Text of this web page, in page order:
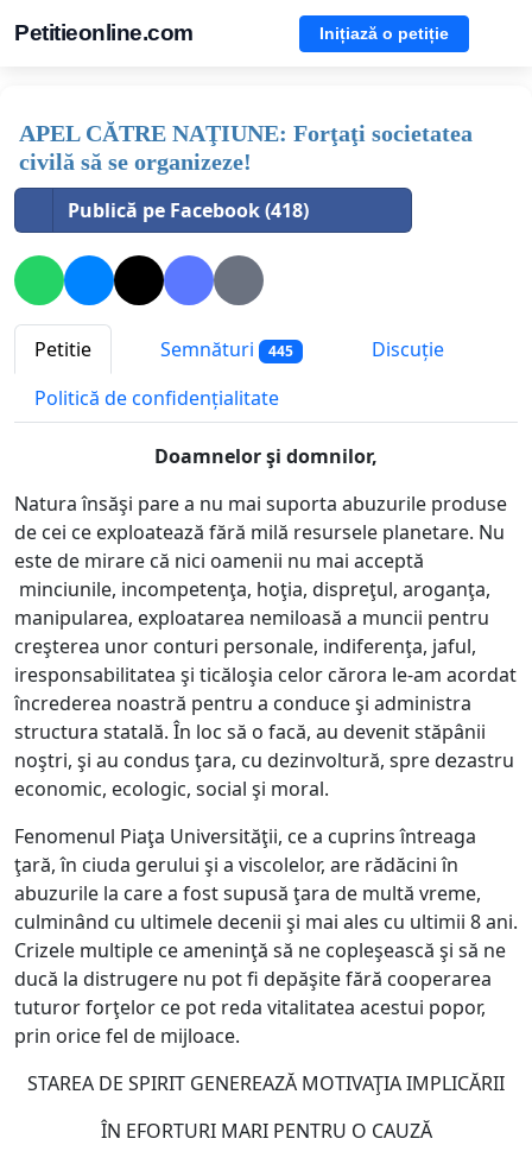
Petitieonline.com Inițiază o petiție
APEL CĂTRE NAŢIUNE: Forţaţi societatea
civilă să se organizeze!
Publică pe Facebook (418)
Petitie Semnături 445
Discuție
Politică de confidențialitate
Doamnelor şi domnilor,
Natura însăşi pare a nu mai suporta abuzurile produse
de cei ce exploatează fără milă resursele planetare. Nu
este de mirare că nici oamenii nu mai acceptă
minciunile, incompetenţa, hoţia, dispreţul, aroganţa,
manipularea, exploatarea nemiloasă a muncii pentru
creşterea unor conturi personale, indiferenţa, jaful,
iresponsabilitatea şi ticăloşia celor cărora le-am acordat
încrederea noastră pentru a conduce şi administra
structura statală. În loc să o facă, au devenit stăpânii
noştri, şi au condus ţara, cu dezinvoltură, spre dezastru
economic, ecologic, social şi moral.
Fenomenul Piaţa Universităţii, ce a cuprins întreaga
ţară, în ciuda gerului şi a viscolelor, are rădăcini în
abuzurile la care a fost supusă ţara de multă vreme,
culminând cu ultimele decenii şi mai ales cu ultimii 8 ani.
Crizele multiple ce ameninţă să ne copleşească şi să ne
ducă la distrugere nu pot fi depăşite fără cooperarea
tuturor forţelor ce pot reda vitalitatea acestui popor,
prin orice fel de mijloace.
STAREA DE SPIRIT GENEREAZĂ MOTIVAŢIA IMPLICĂRII
ÎN EFORTURI MARI PENTRU O CAUZĂ